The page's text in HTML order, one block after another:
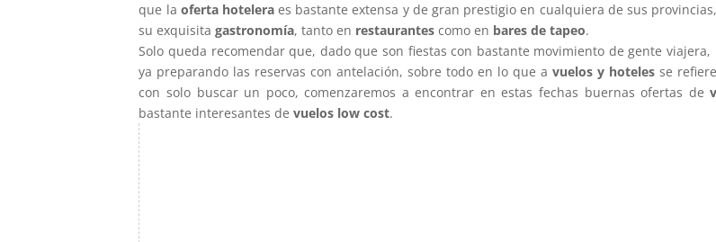
que la oferta hoteleraes bastante extensa y de gran prestigio en cualquiera de sus
su exquisitagastronomía, tanto en restaurantes como en bares de tapeo.
Solo queda recomendar que, dado que son fiestas con bastante movimiento de gente
ya preparando las reservas con antelación, sobre todo en lo que avuelos y hoteles se
con solo buscar un poco, comenzaremos a encontrar en estas fechas buernas ofertas de
bastante interesantes devuelos low cost.